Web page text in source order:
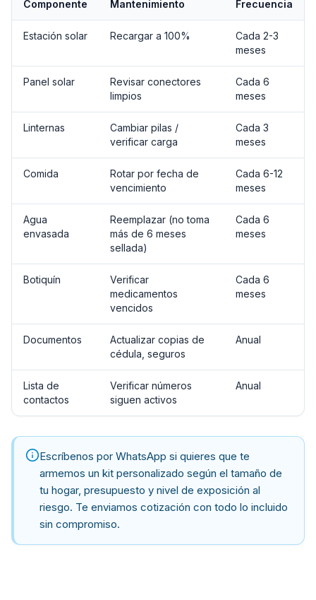
Componente Mantenimiento Frecuencia
Estación solar Recargar a 100%
Cada 2-3
meses
Panel solar
Revisar conectores
limpios
Cada 6
meses
Linternas
Cambiar pilas /
verificar carga
Cada 3
meses
Comida
Rotar por fecha de
vencimiento
Cada 6-12
meses
Agua
envasada
Reemplazar (no toma
más de 6 meses
sellada)
Cada 6
meses
Botiquín
Verificar
medicamentos
vencidos
Cada 6
meses
Documentos
Actualizar copias de
cédula, seguros
Anual
Lista de
contactos
Verificar números
siguen activos
Anual
Escríbenos por WhatsApp si quieres que te
armemos un kit personalizado según el tamaño de
tu hogar, presupuesto y nivel de exposición al
riesgo. Te enviamos cotización con todo lo incluido
sin compromiso.